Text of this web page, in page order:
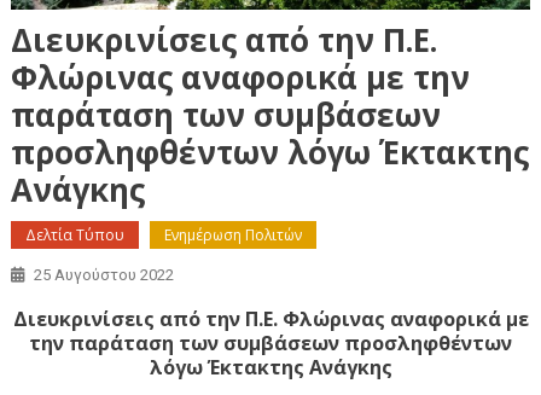
Διευκρινίσεις από την Π.Ε.
Φλώρινας αναφορικά με την
παράταση των συμβάσεων
προσληφθέντων λόγω Έκτακτης
Ανάγκης
Δελτία Τύπου Ενημέρωση Πολιτών
25 Αυγούστου 2022
Διευκρινίσεις από την Π.Ε. Φλώρινας αναφορικά με
την παράταση των συμβάσεων προσληφθέντων
λόγω Έκτακτης Ανάγκης